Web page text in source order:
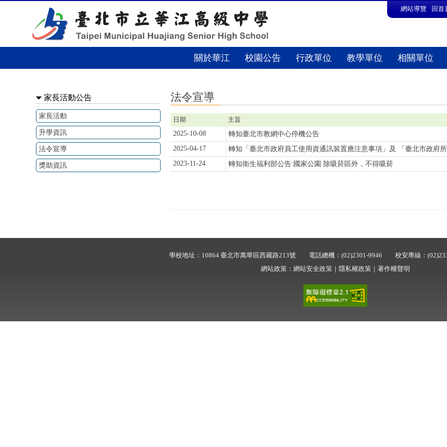
網站導覽 回首
法令宣導 - 華江高級中學
關於華江 校園公告 行政單位 教學單位 相關單位
家長活動公告
家長活動
升學資訊
法令宣導
獎助資訊
法令宣導
日期 主旨
2025-10-08 轉知臺北市教網中心停機公告
2025-04-17
轉知「臺北市政府員工使用資通訊裝置應注意事項」及 「臺北市政府
2023-11-24
轉知衛生福利部公告:國家公園 除吸菸區外，不得吸菸
學校地址：10864 臺北市萬華區西藏路213號 電話總機：(02)2301-9946 校安專線：
網站政策： 網站安全政策 隱私權政策 著作權聲明